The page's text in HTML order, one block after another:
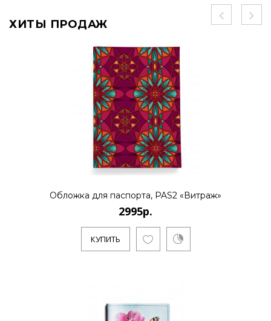
ХИТЫ ПРОДАЖ
Обложка для паспорта, PAS2 «Витраж»
2995р.
КУПИТЬ